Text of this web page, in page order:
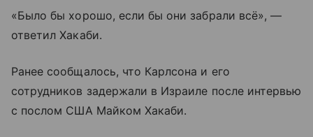
«Было бы хорошо, если бы они забрали всё», —
ответил Хакаби.
Ранее сообщалось, что Карлсона и его
сотрудников задержали в Израиле после интервью
с послом США Майком Хакаби.